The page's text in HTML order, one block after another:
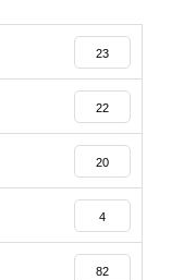
23
22
20
4
82